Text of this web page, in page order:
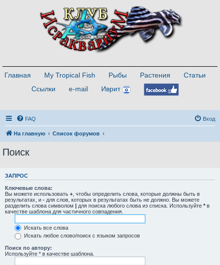
Главная My Tropical Fish Рыбы Растения
Статьи
Ссылки
e-mail Иврит
FAQ Вход
На главную Список форумов
Поиск
ЗАПРОС
Ключевые слова:
Вы можете использовать + , чтобы определить слова, которые должны быть в
результатах, и - для слов, которых в результатах быть не должно. Вы можете
разделить слова символом | для поиска любого слова из списка. Используйте * в
качестве шаблона для частичного совпадения.
Искать все слова
Искать любое слово/поиск с языком запросов
Поиск по автору:
Используйте * в качестве шаблона.